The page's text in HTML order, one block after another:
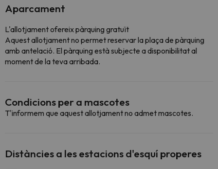
Aparcament
L'allotjament ofereix pàrquing gratuït
Aquest allotjament no permet reservar la plaça de pàrquing
amb antelació. El pàrquing està subjecte a disponibilitat al
moment de la teva arribada.
Condicions per a mascotes
T'informem que aquest allotjament no admet mascotes.
Distàncies a les estacions d'esquí properes